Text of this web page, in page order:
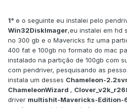
1° e o seguinte eu instalei pelo
Win32DiskImager,eu instalei em hd
no 300 gb e o Mavericks fiz uma
400 fat e 100gb no formato do mac
instalado na partição de 100gb com
com pendriver, pesquisando as
instala um desses Chameleon-
ChameleonWizard ,
driver multishit-Mavericks-Edition-